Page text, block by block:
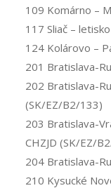
109 Komárno –
117 Sliač –
124 Kolárovo –
201 Bratislava-
202 Bratislava-
(SK/EZ/B2/133)
203 Bratislava-
CHZJD (SK/EZ/
204 Bratislava-
210 Kysucké